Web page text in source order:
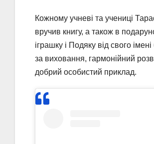
Кожному учневі та учениці
вручив книгу, а також в
іграшку і Подяку від свого
за виховання, гармонійний
добрий особистий приклад.